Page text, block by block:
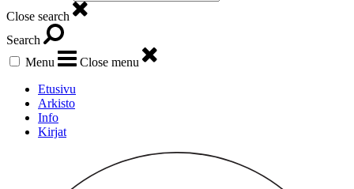
Close search
Search
Menu
Close menu
Etusivu
Arkisto
Info
Kirjat